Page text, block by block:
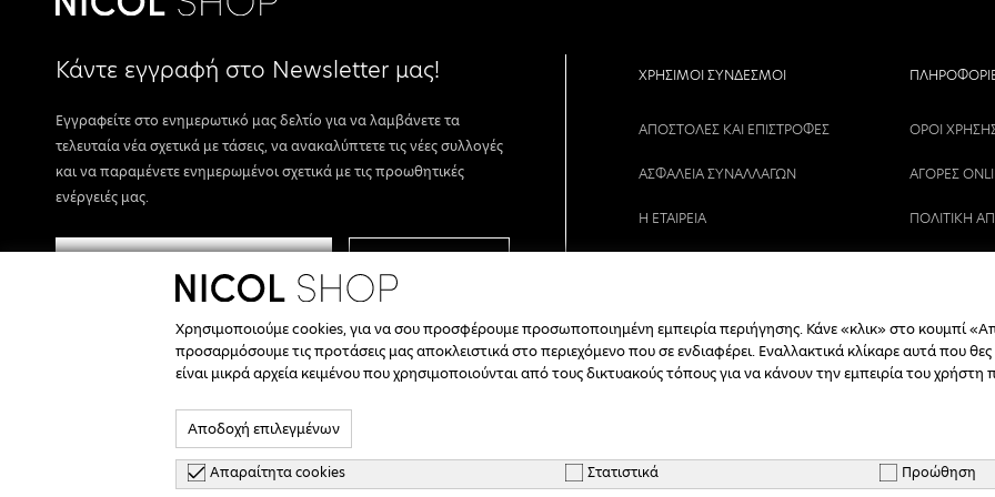
Κάντε εγγραφή στο Newsletter μας!
Εγγραφείτε στο ενημερωτικό μας δελτίο για να λαμβάνετε τα
τελευταία νέα σχετικά με τάσεις, να ανακαλύπτετε τις νέες συλλογές
και να παραμένετε ενημερωμένοι σχετικά με τις προωθητικές
ενέργειές μας.
We are Social.
ΧΡΗΣΙΜΟΙ ΣΥΝΔΕΣΜΟΙ
ΑΠΟΣΤΟΛΕΣ ΚΑΙ ΕΠΙΣΤΡΟΦΕΣ
ΑΣΦΑΛΕΙΑ ΣΥΝΑΛΛΑΓΩΝ
Η ΕΤΑΙΡΕΙΑ
ΕΓΓΡΑΦΗ B2B
ΟΡΟΙ
ΑΓΟΡΕΣ
ΠΟΛΙΤΙΚΗ
Copyright © 2026 - NICOL SHOP - All Rights Reserved
Χρησιμοποιούμε cookies, για να σου προσφέρουμε προσωποποιημένη εμπειρία περιήγησης. Κάνε «κλικ» στο κουμπί
προσαρμόσουμε τις προτάσεις μας αποκλειστικά στο περιεχόμενο που σε ενδιαφέρει. Εναλλακτικά κλίκαρε αυτά που
είναι μικρά αρχεία κειμένου που χρησιμοποιούνται από τους δικτυακούς τόπους για να κάνουν την εμπειρία του χρήστη
Αποδοχή επιλεγμένων
Απαραίτητα cookies Στατιστικά Προώθηση